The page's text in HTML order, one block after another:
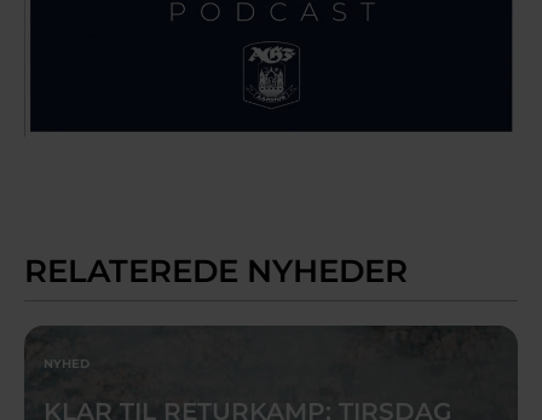
RELATEREDE NYHEDER
NYHED
KLAR TIL RETURKAMP: TIRSDAG